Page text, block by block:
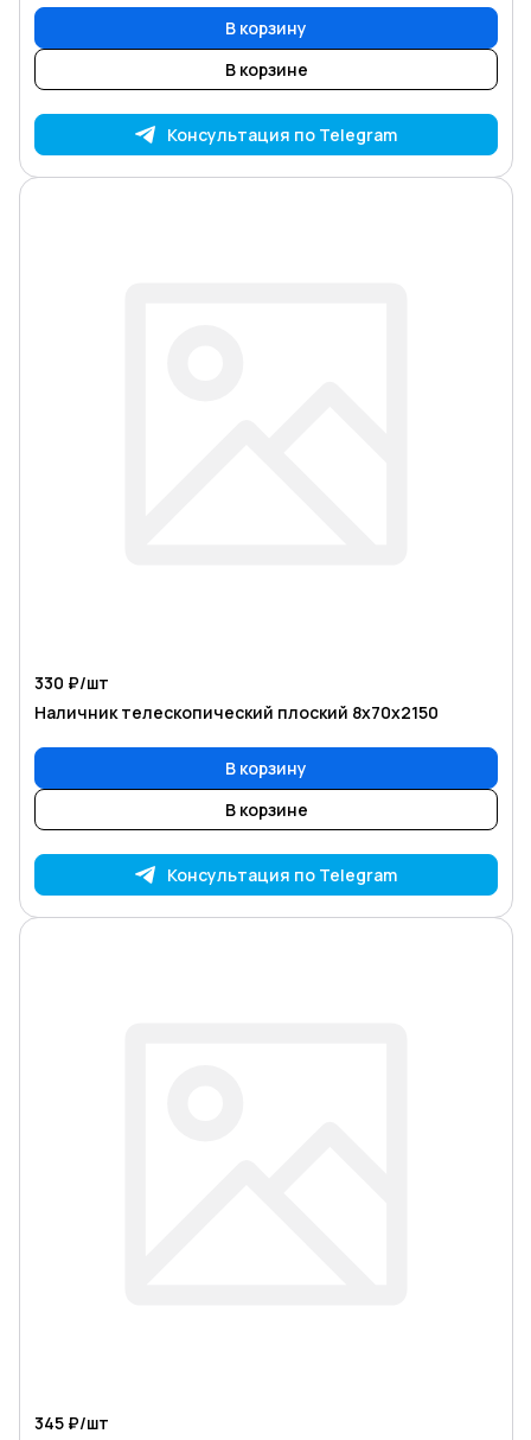
В корзину
В корзине
Консультация по Telegram
330 ₽/шт
Наличник телескопический плоский 8х70х2150
В корзину
В корзине
Консультация по Telegram
345 ₽/шт